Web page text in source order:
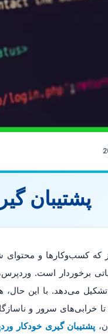
پشتیبان
که کسب‌وکارها و
تشکیل می‌دهد. با این
خرابی‌های سرور و
پشتیبان گیری خودکار